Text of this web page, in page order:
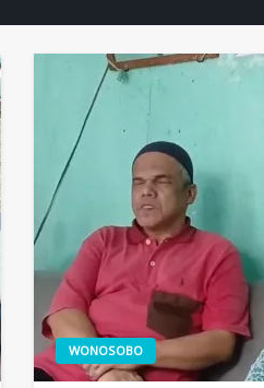
WONOSOBO